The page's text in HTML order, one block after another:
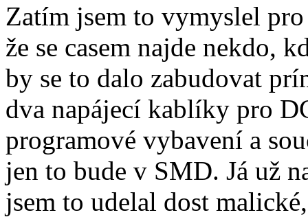
Zatím jsem to vymyslel
že se casem najde nekdo,
by se to dalo zabudovat
dva napájecí kablíky pro
programové vybavení a
jen to bude v SMD. Já už
jsem to udelal dost